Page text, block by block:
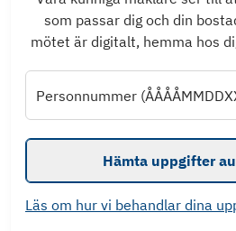
som passar dig och din
mötet är digitalt, hemma hos
Personnummer
Hämta uppgifter
Läs om hur vi behandlar dina